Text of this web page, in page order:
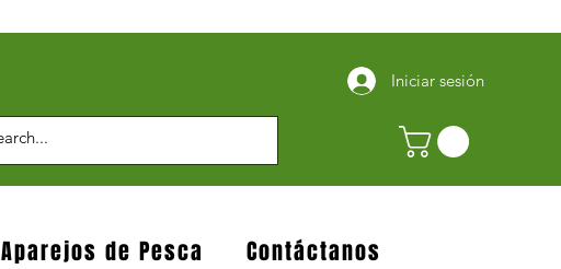
Iniciar sesión
Aparejos de Pesca Contáctanos